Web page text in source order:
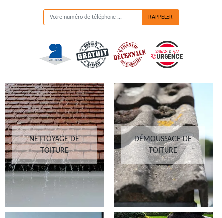
NETTOYAGE DE
TOITURE
DÉMOUSSAGE DE
TOITURE